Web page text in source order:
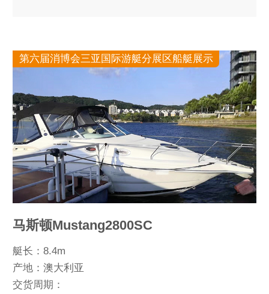
第六届消博会三亚国际游艇分展区船艇展示
马斯顿Mustang2800SC
艇长：8.4m
产地：澳大利亚
交货周期：